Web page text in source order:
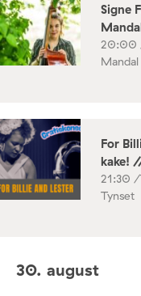
Signe
20:00
Mandal
For
kake!
21:30 /
Tynset
30. august